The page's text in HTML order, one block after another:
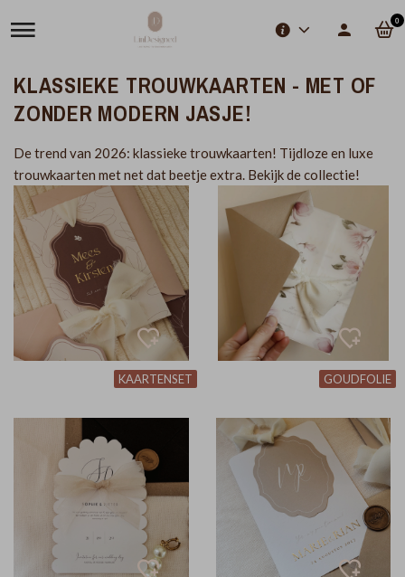
0
KLASSIEKE TROUWKAARTEN - MET OF
ZONDER MODERN JASJE!
De trend van 2026: klassieke trouwkaarten! Tijdloze en luxe
trouwkaarten met net dat beetje extra. Bekijk de collectie!
KAARTENSET GOUDFOLIE